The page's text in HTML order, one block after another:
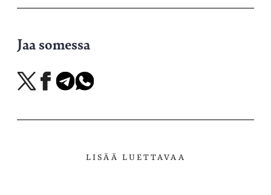
Jaa somessa
Jaa
X-
Jaa
Facebookissa
Jaa
Telegramissa
Jaa
WhatsAppissa
LISÄÄ LUETTAVAA